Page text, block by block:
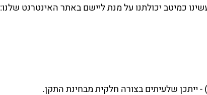
כמיטב יכולתנו על מנת ליישם באתר האינטרנט שלנו: